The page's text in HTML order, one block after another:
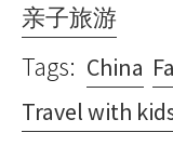
亲子旅游
Tags: China
Travel with